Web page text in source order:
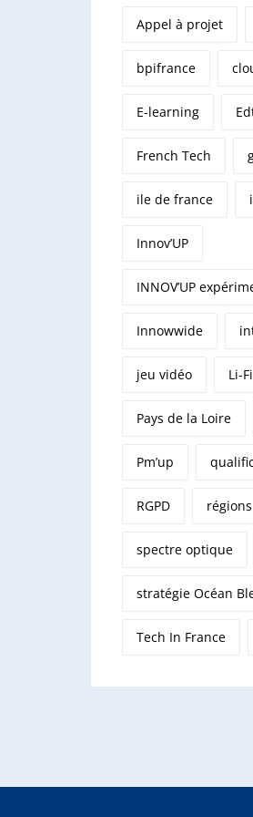
Appel à projet
bpifrance
E-learning
French Tech
ile de france
Innov’UP
INNOV’UP
Innowwide
jeu vidéo Li-Fi
Pays de la Loire
Pm’up
RGPD régions
spectre optique
stratégie Océan
Tech In France